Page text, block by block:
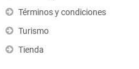
Términos y condiciones
Turismo
Tienda